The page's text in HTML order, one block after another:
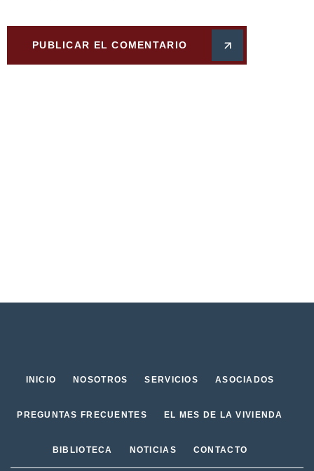
PUBLICAR EL COMENTARIO
INICIO NOSOTROS SERVICIOS ASOCIADOS
PREGUNTAS FRECUENTES EL MES DE LA VIVIENDA
BIBLIOTECA NOTICIAS CONTACTO